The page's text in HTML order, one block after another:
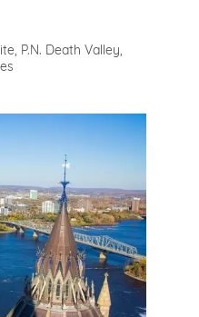
P.N. Death Valley,